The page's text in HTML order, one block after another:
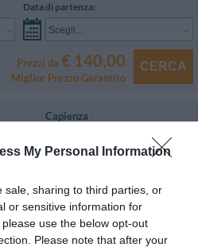
My Personal Information
sale, sharing to third parties, or
or sensitive information for
use the below opt-out
Please note that after your
Data di partenza:
Scegli...
Prezzi da € 140,00
Miglior Prezzo Garantito
CERCA
Capienza
MOSTRA TARIFFE
per 6
da
6 MOSTRA TARIFFE